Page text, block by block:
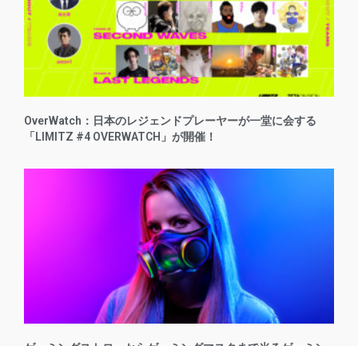
OverWatch：日本のレジェンドプレーヤーが一堂に会する
「LIMITZ #4 OVERWATCH」が開催！